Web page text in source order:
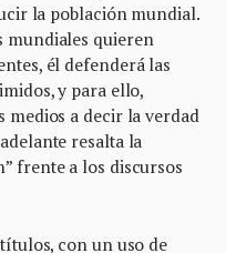
la población mundial.
mundiales quieren
él defenderá las
y para ello,
medios a decir la verdad
resalta la
frente a los discursos
con un uso de